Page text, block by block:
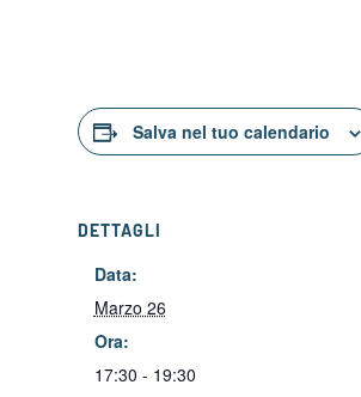
Salva nel tuo calendario
DETTAGLI
Data:
Marzo 26
Ora:
17:30 - 19:30